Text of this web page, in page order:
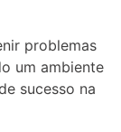
problemas
um ambiente
sucesso na